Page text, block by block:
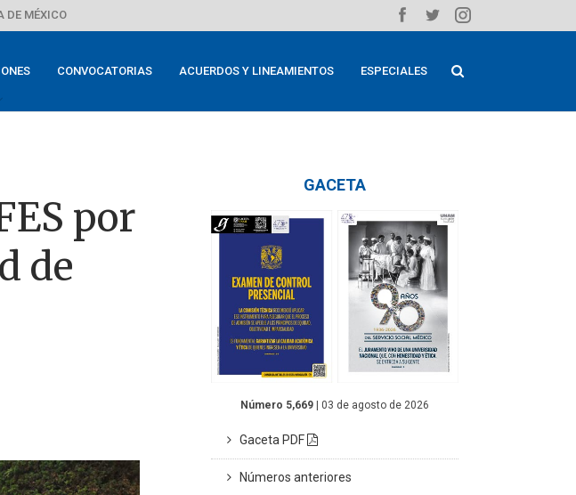
DE MÉXICO
CONVOCATORIAS ACUERDOS Y LINEAMIENTOS ESPECIALES
por
de
GACETA
Número 5,669 | 03 de agosto de 2026
Gaceta PDF
Números anteriores